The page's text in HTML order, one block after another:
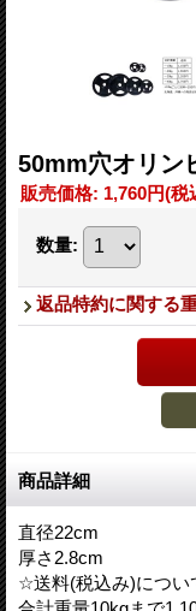
50mm穴オリ
販売価格: 1,760円(税
数量:
返品特約に関する
商品詳細
直径22cm
厚さ2.8cm
☆送料(税込み)につ